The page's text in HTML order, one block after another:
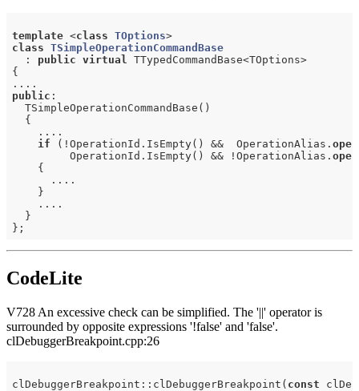
template <class TOptions>
class TSimpleOperationCommandBase
  :
public virtual TTypedCommandBase<TOptions>
{
public :
  TSimpleOperationCommandBase()
  {
    ....
if (!OperationId.IsEmpty() &&  OperationAlias.
         OperationId.IsEmpty() && !OperationAlias.
    {
      ....
    }
    ....
  }
CodeLite
V728 An excessive check can be simplified. The '||' operator is
surrounded by opposite expressions '!false' and 'false'.
clDebuggerBreakpoint.cpp:26
clDebuggerBreakpoint::clDebuggerBreakpoint( const